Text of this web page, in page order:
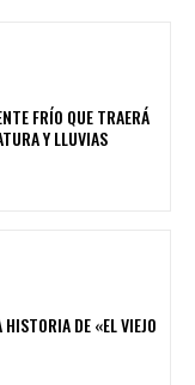
FRÍO QUE TRAERÁ
Y LLUVIAS
HISTORIA DE «EL VIEJO